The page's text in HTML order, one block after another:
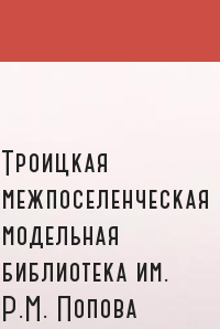
Троицкая
межпоселенческая
модельная
библиотека им.
Р.М. Попова